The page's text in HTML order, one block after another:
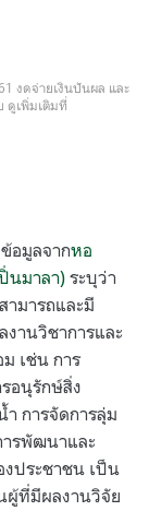
งดจ่ายเงินปันผล และ
ดูเพิ่มเติมที่
ข้อมูลจากหอ
นมาลา) ระบุว่า
ามารถและมี
านวิชาการและ
เช่น การ
อนุรักษ์สิ่ง
การจัดการลุ่ม
ารพัฒนาและ
งประชาชน เป็น
ผู้ที่มีผลงานวิจัย